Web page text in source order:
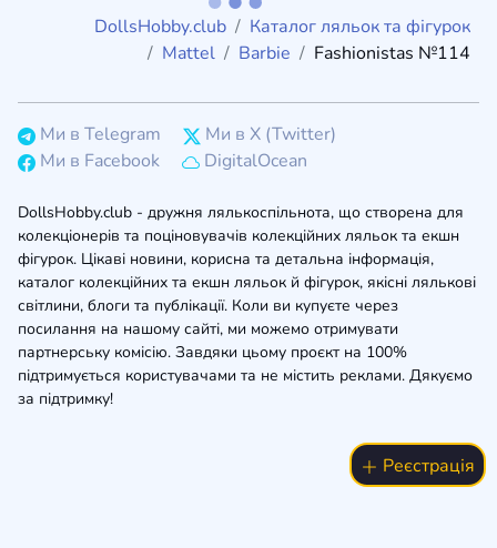
DollsHobby.club
Каталог ляльок та фігурок
Mattel
Barbie Fashionistas №114
Ми в Telegram
Ми в X (Twitter)
Ми в Facebook
DigitalOcean
DollsHobby.club - дружня лялькоспільнота, що створена для
колекціонерів та поціновувачів колекційних ляльок та екшн
фігурок. Цікаві новини, корисна та детальна інформація,
каталог колекційних та екшн ляльок й фігурок, якісні лялькові
світлини, блоги та публікації. Коли ви купуєте через
посилання на нашому сайті, ми можемо отримувати
партнерську комісію. Завдяки цьому проєкт на 100%
підтримується користувачами та не містить реклами. Дякуємо
за підтримку!
Реєстрація